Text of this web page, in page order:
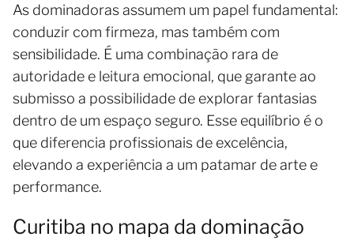
As dominadoras assumem um papel fundamental:
conduzir com firmeza, mas também com
sensibilidade. É uma combinação rara de
autoridade e leitura emocional, que garante ao
submisso a possibilidade de explorar fantasias
dentro de um espaço seguro. Esse equilíbrio é o
que diferencia profissionais de excelência,
elevando a experiência a um patamar de arte e
performance.
Curitiba no mapa da dominação